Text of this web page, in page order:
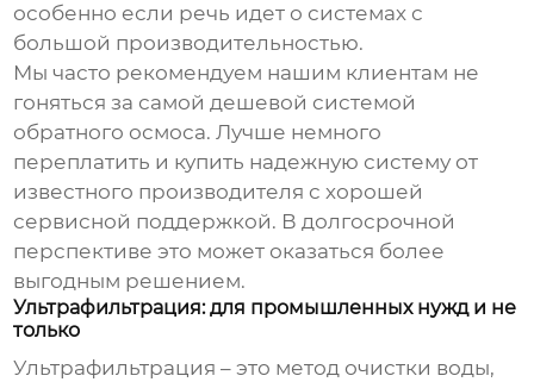
особенно если речь идет о системах с
большой производительностью.
Мы часто рекомендуем нашим клиентам не
гоняться за самой дешевой системой
обратного осмоса. Лучше немного
переплатить и купить надежную систему от
известного производителя с хорошей
сервисной поддержкой. В долгосрочной
перспективе это может оказаться более
выгодным решением.
Ультрафильтрация: для промышленных нужд и не
только
Ультрафильтрация – это метод очистки воды,